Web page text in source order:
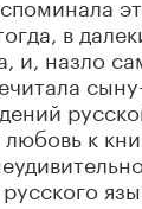
в
и, назло
к